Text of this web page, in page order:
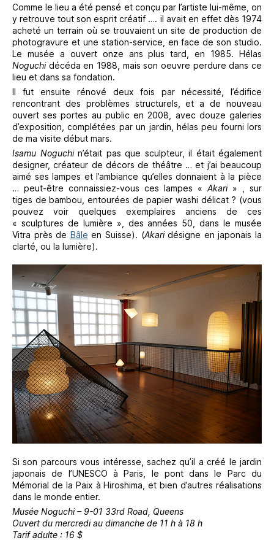
Comme le lieu a été pensé et conçu par l’artiste lui-même, on
y retrouve tout son esprit créatif …. il avait en effet dès 1974
acheté un terrain où se trouvaient un site de production de
photogravure et une station-service, en face de son studio.
Le musée a ouvert onze ans plus tard, en 1985. Hélas
Noguchidécéda en 1988, mais son oeuvre perdure dans ce
lieu et dans sa fondation.
Il fut ensuite rénové deux fois par nécessité, l’édifice
rencontrant des problèmes structurels, et a de nouveau
ouvert ses portes au public en 2008, avec douze galeries
d’exposition, complétées par un jardin, hélas peu fourni lors
de ma visite début mars.
Isamu Noguchin’était pas que sculpteur, il était également
designer, créateur de décors de théâtre … et j’ai beaucoup
aimé ses lampes et l’ambiance qu’elles donnaient à la pièce
… peut-être connaissiez-vous ces lampes « Akari» , sur
tiges de bambou, entourées de papier washi délicat ? (vous
pouvez voir quelques exemplaires anciens de ces
« sculptures de lumière », des années 50, dans le musée
Vitra près de Bâle en Suisse). (Akaridésigne en japonais la
clarté, ou la lumière).
Si son parcours vous intéresse, sachez qu’il a créé le jardin
japonais de l’UNESCO à Paris, le pont dans le Parc du
Mémorial de la Paix à Hiroshima, et bien d’autres réalisations
dans le monde entier.
Musée Noguchi – 9-01 33rd Road, Queens
Ouvert du mercredi au dimanche de 11 h à 18 h
Tarif adulte : 16 $